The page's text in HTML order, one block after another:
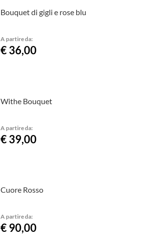
Bouquet di gigli e rose blu
A partire da:
€ 36,00
Withe Bouquet
A partire da:
€ 39,00
Cuore Rosso
A partire da:
€ 90,00